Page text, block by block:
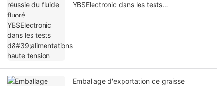
YBSElectronic dans les tests
Emballage d'exportation de graisse